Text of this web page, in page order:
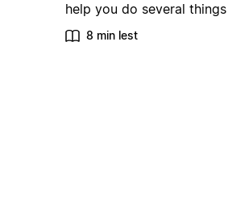
help you do several
8 min lest